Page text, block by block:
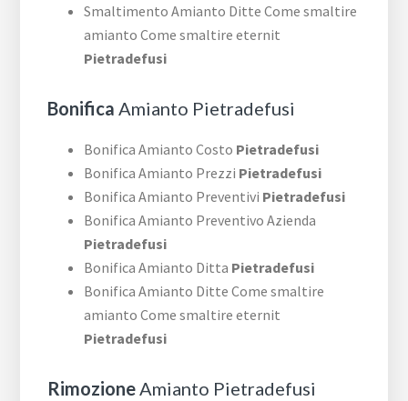
Smaltimento Amianto Ditte Come smaltire
amianto Come smaltire eternit
Pietradefusi
Bonifica Amianto Pietradefusi
Bonifica Amianto Costo Pietradefusi
Bonifica Amianto Prezzi Pietradefusi
Bonifica Amianto Preventivi Pietradefusi
Bonifica Amianto Preventivo Azienda
Pietradefusi
Bonifica Amianto Ditta Pietradefusi
Bonifica Amianto Ditte Come smaltire
amianto Come smaltire eternit
Pietradefusi
RimozioneAmianto Pietradefusi